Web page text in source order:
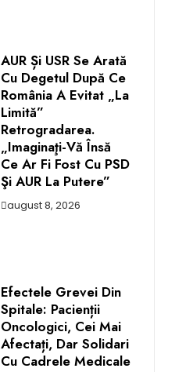
AUR Și USR Se Arată
Cu Degetul După Ce
România A Evitat „la
Limită”
Retrogradarea.
„Imaginaţi-Vă Însă
Ce Ar Fi Fost Cu PSD
Şi AUR La Putere”
august 8, 2026
Efectele Grevei Din
Spitale: Pacienții
Oncologici, Cei Mai
Afectați, Dar Solidari
Cu Cadrele Medicale